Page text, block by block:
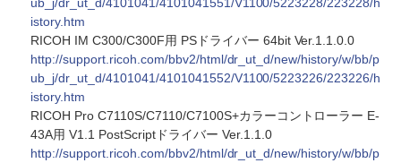
istory.htm
RICOH IM C300/C300F用 PSドライバー 64bit Ver.1.1.0.0
http://support.ricoh.com/bbv2/html/dr_ut_d/new/history/w/bb/p
ub_j/dr_ut_d/4101041/4101041552/V1100/5223226/223226/h
istory.htm
RICOH Pro C7110S/C7110/C7100S+カラーコントローラー E-
43A用 V1.1 PostScriptドライバー Ver.1.1.0
http://support.ricoh.com/bbv2/html/dr_ut_d/new/history/w/bb/p